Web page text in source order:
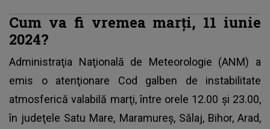
Cum va fi vremea marți, 11 iunie
2024?
Administraţia Naţională de Meteorologie (ANM) a
emis o atenţionare Cod galben de instabilitate
atmosferică valabilă marţi, între orele 12.00 și 23.00,
în judeţele Satu Mare, Maramureş, Sălaj, Bihor, Arad,